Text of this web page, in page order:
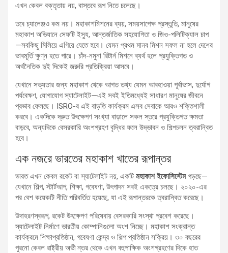
এখন কেবল বক্তৃতায় নয়, বাস্তবে রূপ নিতে চলেছে।
তবে চ্যালেঞ্জও কম নয়। মহাকাশমিশনের ব্যয়, সময়সাপেক্ষ প্রস্তুতি, মানুষের
মহাকাশ অভিযানে সেফটি ইস্যু, আন্তর্জাতিক সহযোগিতা ও জিও-পলিটিক্যাল চাপ
—সবকিছু মিলিয়ে এগিয়ে যেতে হবে। যেমন প্রথম মানব মিশন সফল না হলে দেশের
ভাবমূর্তি ক্ষুণ্ন হতে পারে। চাঁদ-নমুনা রিটার্ন মিশনে ব্যর্থ হলে প্রযুক্তিগত ও
অর্থনৈতিক দুই দিকেই জরুরি প্রতিক্রিয়া আসবে।
যেখানে সভ্যতার জন্য মহাকাশ থেকে আগত তথ্য যেমন আবহাওয়া পূর্বাভাস, দুর্যোগ
পর্যবেক্ষণ, যোগাযোগ স্যাটেলাইট—এই সবই ইতিমধ্যেই সাধারণ মানুষের জীবনে
প্রভাব ফেলছে। ISRO-র এই বাড়তি কার্যক্রম এসব সেবাকে আরও শক্তিশালী
করবে। একদিকে দ্রুত উৎক্ষেপণ সংখ্যা বাড়ালে সকল স্তরে প্রযুক্তিগত ক্ষমতা
বাড়বে, অন্যদিকে বেসরকারি অংশগ্রহণ বৃদ্ধির ফলে উদ্ভাবন ও শিল্পচলন ত্বরান্বিত
হবে।
এক নজরে ভারতের মহাকাশ খাতের রূপান্তর
ভারত এখন কেবল রকেট বা স্যাটেলাইট নয়, একটি মহাকাশ ইকোসিস্টেমগড়ছে—
যেখানে শিল্প, স্টার্টআপ, শিক্ষা, গবেষণা, উৎপাদন সবই একত্রে চলছে। ২০২০-এর
পর বেশ কয়েকটি নীতি পরিবর্তিত হয়েছে, যা এই রূপান্তরকে ত্বরান্বিত করেছে।
উদাহরণস্বরূপ, রকেট উৎক্ষেপণ পরিষেবায় বেসরকারি সংস্থা প্রবেশ করেছে।
স্যাটেলাইট নির্মাণে ভারতীয় কোম্পানিগুলো অংশ নিচ্ছে। মহাকাশ সংক্রান্ত
কার্যক্রমে শিক্ষাপ্রতিষ্ঠান, গবেষণা কেন্দ্র ও শিল্প প্রতিষ্ঠান সক্রিয়। ৩০ বছরের
পুরনো কেবল রাষ্ট্রীয় অভী ন্তর থেকে এখন বহুপাক্ষিক অংশগ্রহণের দিকে হাত